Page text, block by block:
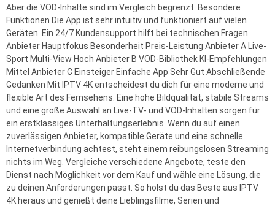
Aber die VOD-Inhalte sind im Vergleich begrenzt. Besondere
Funktionen Die App ist sehr intuitiv und funktioniert auf vielen
Geräten. Ein 24/7 Kundensupport hilft bei technischen Fragen.
Anbieter Hauptfokus Besonderheit Preis-Leistung Anbieter A Live-
Sport Multi-View Hoch Anbieter B VOD-Bibliothek KI-Empfehlungen
Mittel Anbieter C Einsteiger Einfache App Sehr Gut Abschließende
Gedanken Mit IPTV 4K entscheidest du dich für eine moderne und
flexible Art des Fernsehens. Eine hohe Bildqualität, stabile Streams
und eine große Auswahl an Live-TV- und VOD-Inhalten sorgen für
ein erstklassiges Unterhaltungserlebnis. Wenn du auf einen
zuverlässigen Anbieter, kompatible Geräte und eine schnelle
Internetverbindung achtest, steht einem reibungslosen Streaming
nichts im Weg. Vergleiche verschiedene Angebote, teste den
Dienst nach Möglichkeit vor dem Kauf und wähle eine Lösung, die
zu deinen Anforderungen passt. So holst du das Beste aus IPTV
4K heraus und genießt deine Lieblingsfilme, Serien und